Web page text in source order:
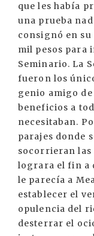
que les había
una prueba
consignó en su
mil pesos para
Seminario. La
fueron los
genio amigo
beneficios a
necesitaban.
parajes donde
socorrieran las
lograra el fin a
le parecía a
establecer el
opulencia del
desterrar el